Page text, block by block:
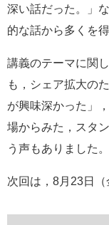
深い話だった。」
的な話から多くを
講義のテーマに関
も，シェア拡大の
が興味深かった」
場からみた，スタ
う声もありました。
次回は，8月23日（